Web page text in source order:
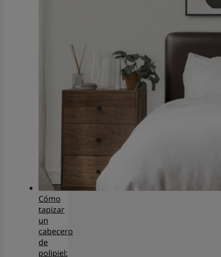
Cómo
tapizar
un
cabecero
de
polipiel: